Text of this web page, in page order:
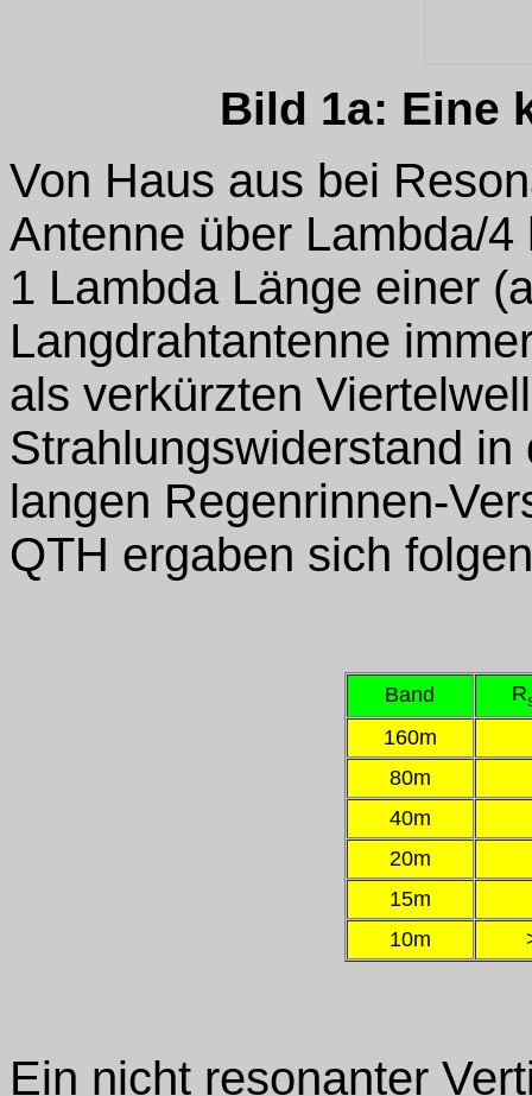
Bild 1a: Eine
Von Haus aus bei
Antenne über Lambda/
1 Lambda Länge einer
Langdrahtantenne
als verkürzten
Strahlungswiderstand
langen Regenrinnen-
QTH ergaben sich
Band R
160m
80m
40m
20m
15m
10m
Ein nicht resonanter